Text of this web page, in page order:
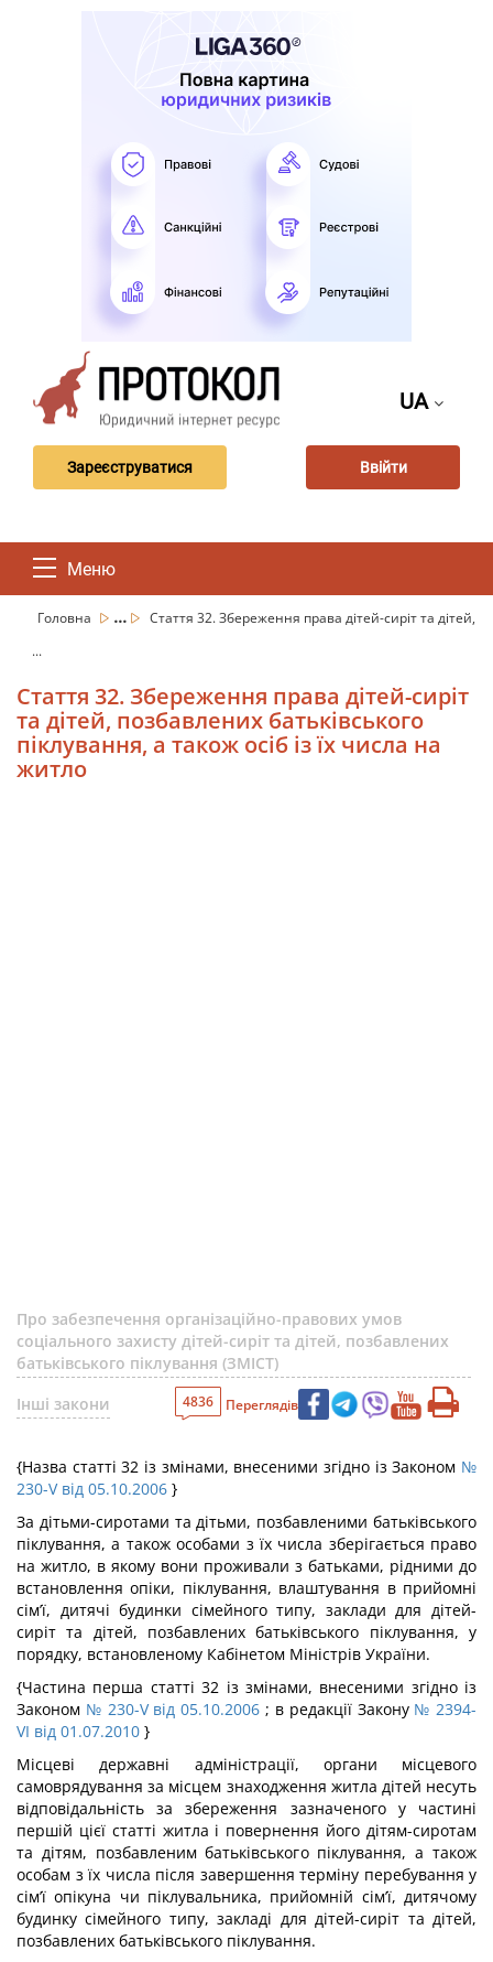
UA
Зареєструватися Ввійти
Меню
Головна ...
Стаття 32. Збереження права дітей-сиріт та дітей,
...
Стаття 32. Збереження права дітей-сиріт
та дітей, позбавлених батьківського
піклування, а також осіб із їх числа на
житло
Про забезпечення організаційно-правових умов
соціального захисту дітей-сиріт та дітей, позбавлених
батьківського піклування (ЗМІСТ)
Інші закони
4836 Переглядів
{Назва статті 32 із змінами, внесеними згідно із Законом №
230-V від 05.10.2006 }
За дітьми-сиротами та дітьми, позбавленими батьківського
піклування, а також особами з їх числа зберігається право
на житло, в якому вони проживали з батьками, рідними до
встановлення опіки, піклування, влаштування в прийомні
сім’ї, дитячі будинки сімейного типу, заклади для дітей-
сиріт та дітей, позбавлених батьківського піклування, у
порядку, встановленому Кабінетом Міністрів України.
{Частина перша статті 32 із змінами, внесеними згідно із
Законом № 230-V від 05.10.2006 ; в редакції Закону № 2394-
VI від 01.07.2010 }
Місцеві державні адміністрації, органи місцевого
самоврядування за місцем знаходження житла дітей несуть
відповідальність за збереження зазначеного у частині
першій цієї статті житла і повернення його дітям-сиротам
та дітям, позбавленим батьківського піклування, а також
особам з їх числа після завершення терміну перебування у
сім’ї опікуна чи піклувальника, прийомній сім’ї, дитячому
будинку сімейного типу, закладі для дітей-сиріт та дітей,
позбавлених батьківського піклування.